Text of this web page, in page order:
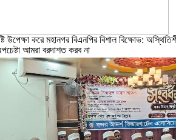
উপেক্ষা করে মহানগর বিএনপির বিশাল বিক্ষোভ:
আমরা বরদাশত করব না